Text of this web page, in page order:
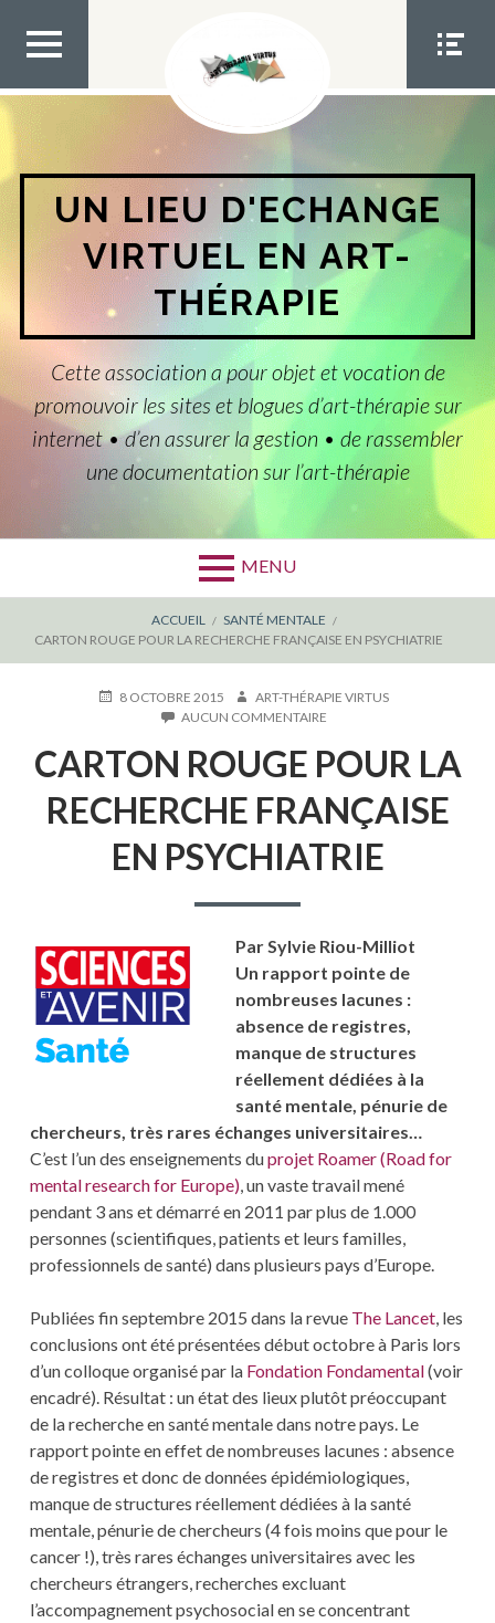
contenu
MEN
U TOP
MEN
U
SOCIA
L
UN LIEU D'ECHANGE
VIRTUEL EN ART-
THÉRAPIE
Cette association a pour objet et vocation de
promouvoir les sites et blogues d’art-thérapie sur
internet • d’en assurer la gestion • de rassembler
une documentation sur l’art-thérapie
MENU
FIL
D'ARIANE
ACCUEIL
SANTÉ MENTALE
CARTON ROUGE POUR LA RECHERCHE FRANÇAISE EN PSYCHIATRIE
PUBLIÉ8 OCTOBRE 2015 AUTEUR
ART-THÉRAPIE VIRTUS
AUCUN COMMENTAIRE
ROUGE
POUR
LA
RECHERCHE
EN
PSYCHIATRIE
CARTON ROUGE POUR LA
RECHERCHE FRANÇAISE
EN PSYCHIATRIE
Par Sylvie Riou-Milliot
Un rapport pointe de
nombreuses lacunes :
absence de registres,
manque de structures
réellement dédiées à la
santé mentale, pénurie de
chercheurs, très rares échanges universitaires…
C’est l’un des enseignements duprojet Roamer (Road for
mental research for Europe), un vaste travail mené
pendant 3 ans et démarré en 2011 par plus de 1.000
personnes (scientifiques, patients et leurs familles,
professionnels de santé) dans plusieurs pays d’Europe.
Publiées fin septembre 2015 dans la revue The Lancet, les
conclusions ont été présentées début octobre à Paris lors
d’un colloque organisé par la Fondation Fondamental(voir
encadré). Résultat : un état des lieux plutôt préoccupant
de la recherche en santé mentale dans notre pays. Le
rapport pointe en effet de nombreuses lacunes : absence
de registres et donc de données épidémiologiques,
manque de structures réellement dédiées à la santé
mentale, pénurie de chercheurs (4 fois moins que pour le
cancer !), très rares échanges universitaires avec les
chercheurs étrangers, recherches excluant
l’accompagnement psychosocial en se concentrant